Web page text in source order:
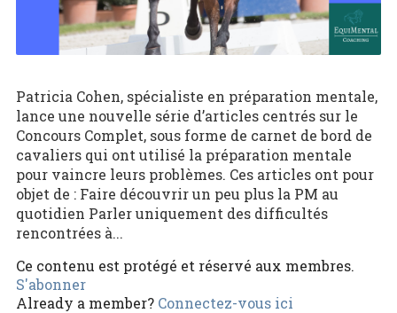
Patricia Cohen, spécialiste en préparation mentale,
lance une nouvelle série d’articles centrés sur le
Concours Complet, sous forme de carnet de bord de
cavaliers qui ont utilisé la préparation mentale
pour vaincre leurs problèmes. Ces articles ont pour
objet de : Faire découvrir un peu plus la PM au
quotidien Parler uniquement des difficultés
rencontrées à...
Ce contenu est protégé et réservé aux membres.
S'abonner
Already a member? Connectez-vous ici